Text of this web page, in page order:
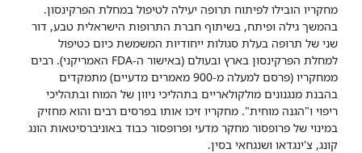
מחקריו הובילו לפיתוח תרופה יעילה לטיפול במחלת הפרקינסון.
בהמשך גילה ופיתח, בשיתוף חברת התרופות הישראלית טבע, דור
שני של תרופה בעלת סגולות ייחודיות המשמשת כיום כטיפול
למחלת הפרקינסון בארץ ובעולם (באישור ה-FDA האמריקני). רבים
ממחקריו (פרסם למעלה מ-900 מאמרים מדעיים) מתמקדים
בהבנת מנגנונים מולקולאריים בתהליכי ניוון של המוח ובתהליכי
ריפוי ו"הגנה מוחית". מחקריו זיכו אותו בפרסים רבים והוא מחזיק
במינוי של פרופסור מחקר מדעי ופרופסור כבוד באוניברסיטאות הונג
קונג, צ'ינגדאו ושנגחאי בסין.